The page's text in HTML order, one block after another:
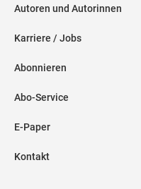
Autoren und Autorinnen
Karriere / Jobs
Abonnieren
Abo-Service
E-Paper
Kontakt